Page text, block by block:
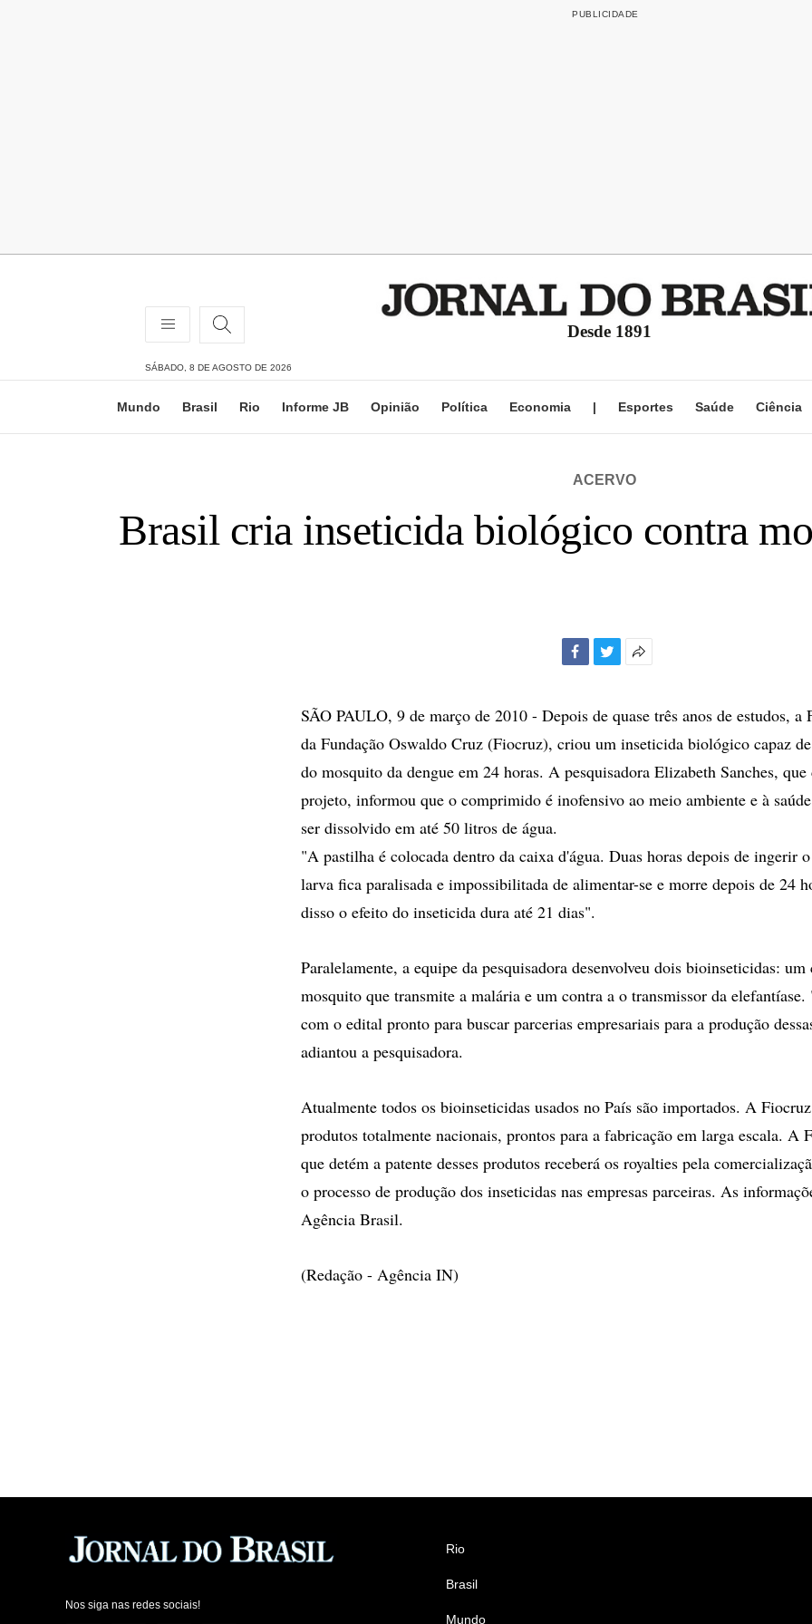
Desde 1891
SÁBADO, 8 DE AGOSTO DE 2026
Mundo Brasil Rio Informe JB Opinião Política Economia | Esportes Saúde Ciência
ACERVO
Brasil cria inseticida biológico contra
compartilhamento
SÃO PAULO, 9 de março de 2010 - Depois de quase três anos de estudos, a
da Fundação Oswaldo Cruz (Fiocruz), criou um inseticida biológico capaz
do mosquito da dengue em 24 horas. A pesquisadora Elizabeth Sanches, que
projeto, informou que o comprimido é inofensivo ao meio ambiente e à
ser dissolvido em até 50 litros de água.
"A pastilha é colocada dentro da caixa d'água. Duas horas depois de ingerir
larva fica paralisada e impossibilitada de alimentar-se e morre depois de 24
disso o efeito do inseticida dura até 21 dias".
Paralelamente, a equipe da pesquisadora desenvolveu dois bioinseticidas: um
mosquito que transmite a malária e um contra a o transmissor da elefantíase.
com o edital pronto para buscar parcerias empresariais para a produção
adiantou a pesquisadora.
Atualmente todos os bioinseticidas usados no País são importados. A
produtos totalmente nacionais, prontos para a fabricação em larga escala. A
que detém a patente desses produtos receberá os royalties pela
o processo de produção dos inseticidas nas empresas parceiras. As
Agência Brasil.
(Redação - Agência IN)
Nos siga nas redes sociais!
Rio
Brasil
Mundo